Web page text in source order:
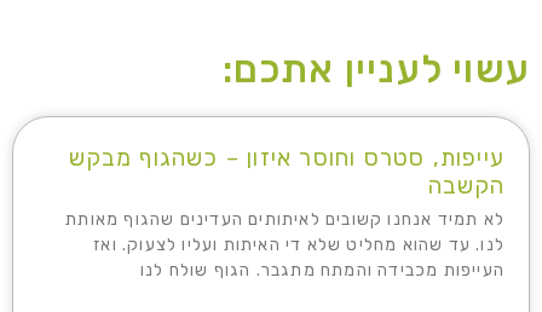
עשוי לעניין אתכם:
עייפות, סטרס וחוסר איזון – כשהגוף מבקש
הקשבה
לא תמיד אנחנו קשובים לאיתותים העדינים שהגוף מאותת
לנו. עד שהוא מחליט שלא די האיתות ועליו לצעוק. ואז
העייפות מכבידה והמתח מתגבר. הגוף שולח לנו